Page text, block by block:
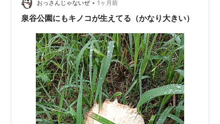
臣なんかをいつも糞味噌煮に言う。 「おばさんたちの夫
がろくでなしだ」 旦那が酒におぼ…
おっさんじゃないぜ • 1ヶ月前
泉谷公園にもキノコが生えてる（かなり大きい）